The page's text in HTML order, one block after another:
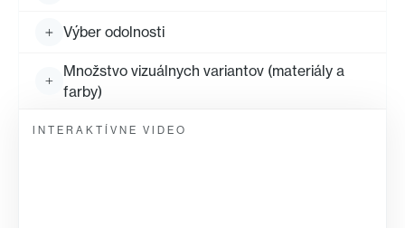
Výber odolnosti
Množstvo vizuálnych variantov (materiály a
farby)
INTERAKTÍVNE VIDEO